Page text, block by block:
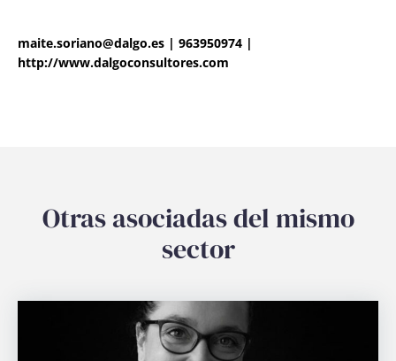
maite.soriano@dalgo.es | 963950974 |
http://www.dalgoconsultores.com
Otras asociadas del mismo
sector